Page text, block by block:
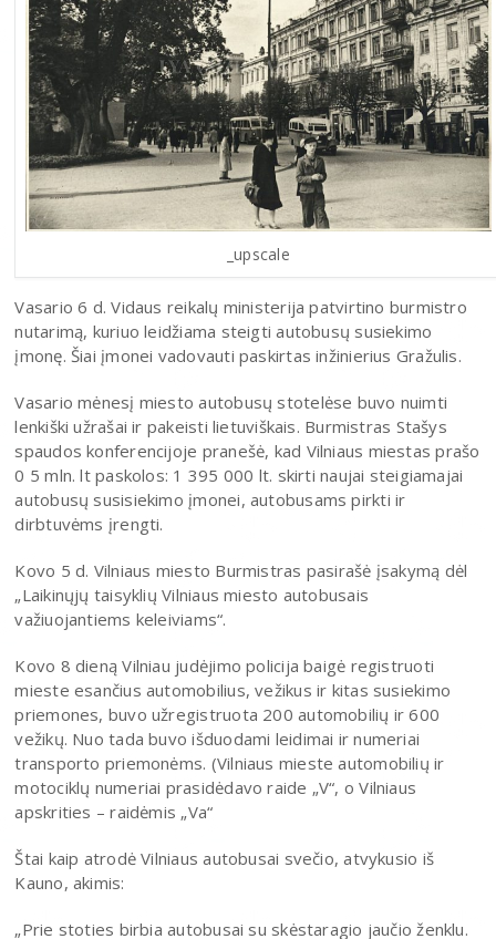
_upscale
Vasario 6 d. Vidaus reikalų ministerija patvirtino burmistro
nutarimą, kuriuo leidžiama steigti autobusų susiekimo
įmonę. Šiai įmonei vadovauti paskirtas inžinierius Gražulis.
Vasario mėnesį miesto autobusų stotelėse buvo nuimti
lenkiški užrašai ir pakeisti lietuviškais. Burmistras Stašys
spaudos konferencijoje pranešė, kad Vilniaus miestas prašo
0 5 mln. lt paskolos: 1 395 000 lt. skirti naujai steigiamajai
autobusų susisiekimo įmonei, autobusams pirkti ir
dirbtuvėms įrengti.
Kovo 5 d. Vilniaus miesto Burmistras pasirašė įsakymą dėl
„Laikinųjų taisyklių Vilniaus miesto autobusais
važiuojantiems keleiviams“.
Kovo 8 dieną Vilniau judėjimo policija baigė registruoti
mieste esančius automobilius, vežikus ir kitas susiekimo
priemones, buvo užregistruota 200 automobilių ir 600
vežikų. Nuo tada buvo išduodami leidimai ir numeriai
transporto priemonėms. (Vilniaus mieste automobilių ir
motociklų numeriai prasidėdavo raide „V“, o Vilniaus
apskrities – raidėmis „Va“
Štai kaip atrodė Vilniaus autobusai svečio, atvykusio iš
Kauno, akimis:
„Prie stoties birbia autobusai su skėstaragio jaučio ženklu.